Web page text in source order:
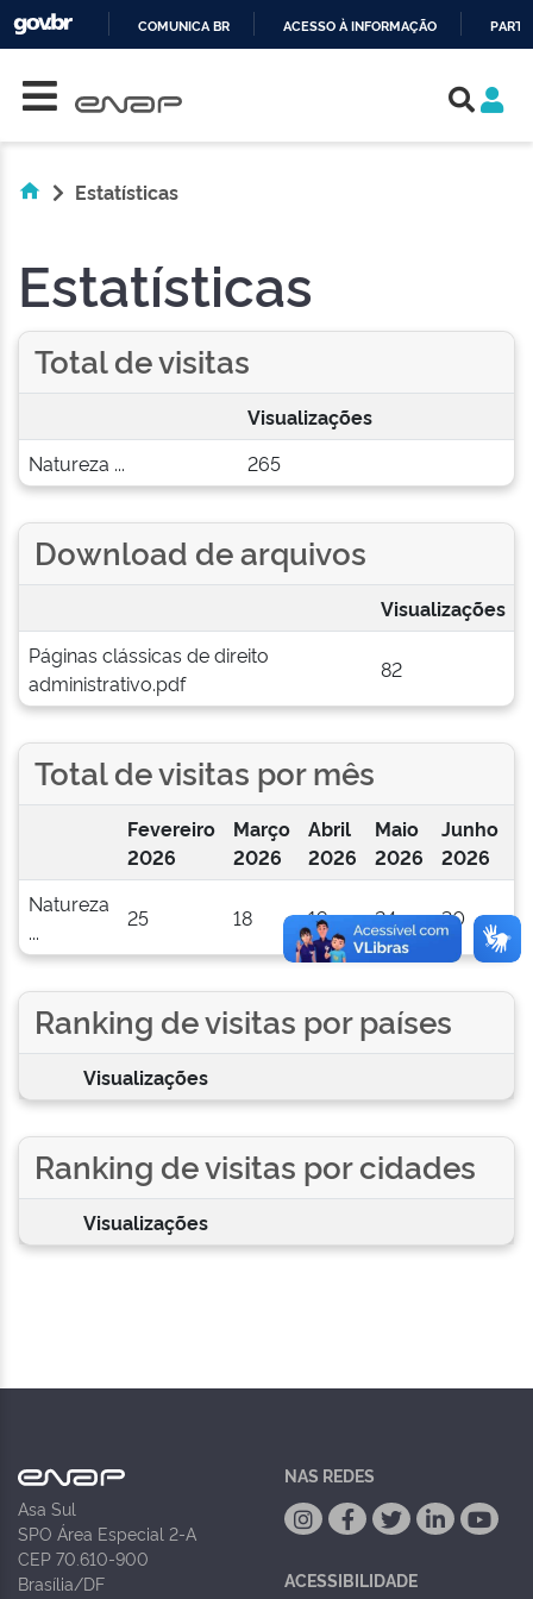
COMUNICA BR ACESSO À INFORMAÇÃO
Estatísticas
Estatísticas
Total de visitas
Visualizações
Natureza ...
265
Download de arquivos
Visualizações
Páginas clássicas de direito
administrativo.pdf
82
Total de visitas por mês
Fevereiro
2026
Março
2026
Abril
2026
Maio
2026
Junho
2026
Natureza
...
25 18 19 24 30
Ranking de visitas por países
Visualizações
Ranking de visitas por cidades
Visualizações
Asa Sul
SPO Área Especial 2-A
CEP 70.610-900
Brasília/DF
NAS REDES
ACESSIBILIDADE